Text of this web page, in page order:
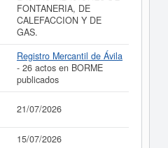
FONTANERIA, DE
CALEFACCION Y DE
GAS.
Registro Mercantil de Ávila
- 26 actos en BORME
publicados
21/07/2026
15/07/2026